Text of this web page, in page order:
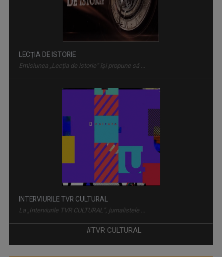
LECȚIA DE ISTORIE
Emisiunea „Lecția de istorie” își propune să ...
INTERVIURILE TVR CULTURAL
La „Interviurile TVR CULTURAL”, jurnalistele ...
#TVR CULTURAL